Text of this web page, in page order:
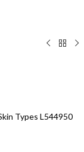
Types L544950